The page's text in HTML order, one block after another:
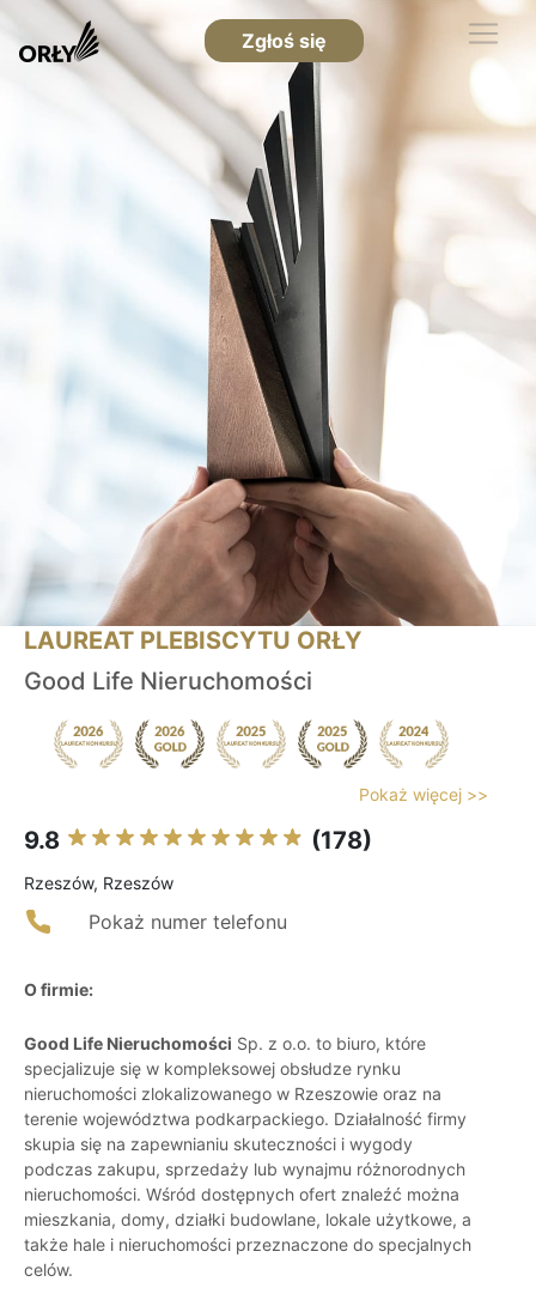
Zgłoś się
LAUREAT PLEBISCYTU ORŁY
Good Life Nieruchomości
Pokaż więcej >>
9.8 (178)
Rzeszów, Rzeszów
Pokaż numer telefonu
O firmie:
Good Life Nieruchomości Sp. z o.o. to biuro, które
specjalizuje się w kompleksowej obsłudze rynku
nieruchomości zlokalizowanego w Rzeszowie oraz na
terenie województwa podkarpackiego. Działalność firmy
skupia się na zapewnianiu skuteczności i wygody
podczas zakupu, sprzedaży lub wynajmu różnorodnych
nieruchomości. Wśród dostępnych ofert znaleźć można
mieszkania, domy, działki budowlane, lokale użytkowe, a
także hale i nieruchomości przeznaczone do specjalnych
celów.